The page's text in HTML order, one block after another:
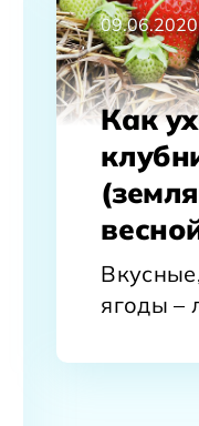
09.06.2020
Как
ягоды –